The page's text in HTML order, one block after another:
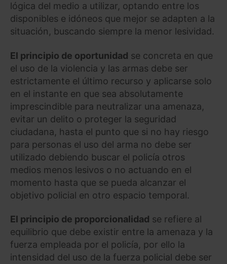
lógica del medio a utilizar, optando entre los
disponibles e idóneos que mejor se adapten a la
situación, buscando siempre la menor lesividad.
El principio de oportunidad se concreta en que
el uso de la violencia y las armas debe ser
estrictamente el último recurso y aplicarse solo
en el instante en que sea absolutamente
imprescindible para neutralizar una amenaza,
evitar un delito o proteger la seguridad
ciudadana, hasta el punto que si no hay riesgo
para personas el uso del arma no debe ser
utilizado debiendo buscar el policía otros
medios menos lesivos o no actuando en el
momento hasta que se pueda alcanzar el
objetivo policial en otro espacio temporal.
El principio de proporcionalidad se refiere al
equilibrio que debe existir entre la amenaza y la
fuerza empleada por el policía, por ello la
intensidad del uso de la fuerza policial debe ser